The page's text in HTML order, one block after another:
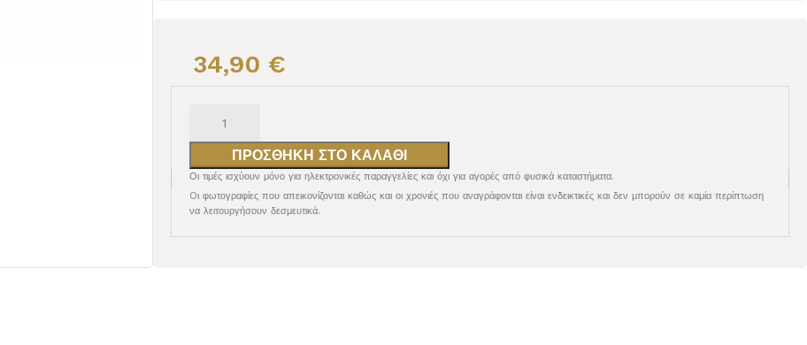
34,90 €
ΠΡΟΣΘΉΚΗ ΣΤΟ ΚΑΛΆΘΙ
Οι τιμές ισχύουν μόνο για ηλεκτρονικές παραγγελίες και όχι για αγορές από φυσικά καταστήματα.
Oι φωτογραφίες που απεικονίζονται καθώς και οι χρονιές που αναγράφονται είναι ενδεικτικές και δεν μπορούν σε καμία περίπτωση
να λειτουργήσουν δεσμευτικά.